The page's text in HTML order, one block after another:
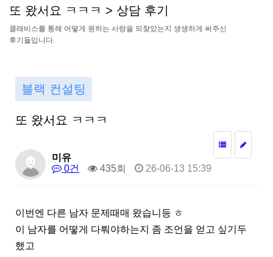
또 왔서 요 ㅋ ㅋ ㅋ > 상담 후기
클래 비 스를 통해 어 떻게 원하는 사랑을 되 찾았는지 생생하게 써 주신
후기 들입 니 다.
블랙 컨설팅
또 왔서요 ㅋㅋㅋ
미유
0건
435회 26-06-13 15:39
이번엔 다른 남자 문제때매 왔습니등 ㅎ
이 남자를 어떻게 다뤄야하는지 좀 조언을 얻고 싶기두
했고